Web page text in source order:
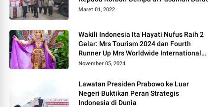
Maret 01, 2022
Wakili Indonesia Ita Hayati Nufus Raih 2
Gelar: Mrs Tourism 2024 dan Fourth
Runner Up Mrs Worldwide International
2024, di Pemilihan Mrs Worldwide 2024
November 05, 2024
Lawatan Presiden Prabowo ke Luar
Negeri Buktikan Peran Strategis
Indonesia di Dunia